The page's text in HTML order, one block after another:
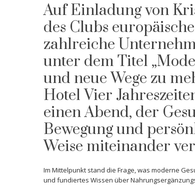
Auf Einladung von
des Clubs
zahlreiche
unter dem Titel
und neue Wege zu
Hotel Vier
einen Abend, der
Bewegung und
Weise miteinander
Im Mittelpunkt stand die Frage, was moderne
und fundiertes Wissen über